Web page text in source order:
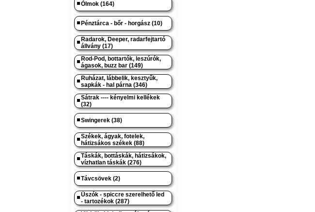
Ólmok (164)
Pénztárca - bőr - horgász (10)
Radarok, Deeper, radarfejtartó
állvány (17)
Rod-Pod, bottartók, leszúrók,
ágasok, buzz bar (149)
Ruházat, lábbelik, kesztyűk,
sapkák - hal párna (346)
Sátrak ---- kényelmi kellékek
(32)
Swingerek (38)
Székek, ágyak, fotelek,
hátizsákos székek (88)
Táskák, bottáskák, hátizsákok,
vízhatlan táskák (276)
Távcsövek (2)
Úszók - spiccre szerelhető led
- tartozékok (287)